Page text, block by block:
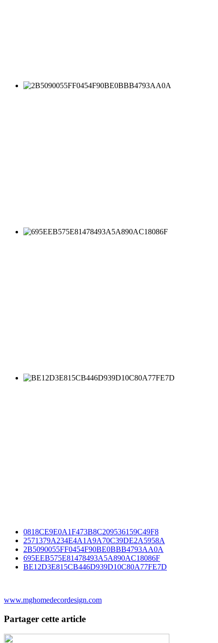
0818CE9E0A1F473B8C209536159C49F8
2571379A234E4A1A9A70C39DE2A5958A
2B5090055FF0454F90BE0BBB4793AA0A
695EEB575E81478493A5A890AC18086F
BE12D3E815CB446D939D10C80A77FE7D
www.mghomedecordesign.com
Partager cette article